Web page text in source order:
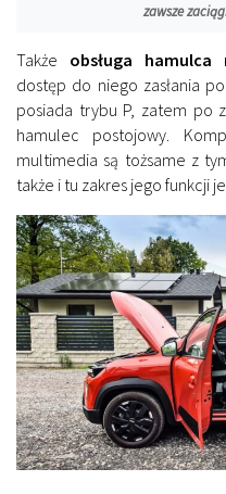
zawsze
Także obsługa
dostęp do niego zasłania
posiada trybu P, zatem po
hamulec postojowy.
multimedia są tożsame z
także i tu zakres jego funkcji